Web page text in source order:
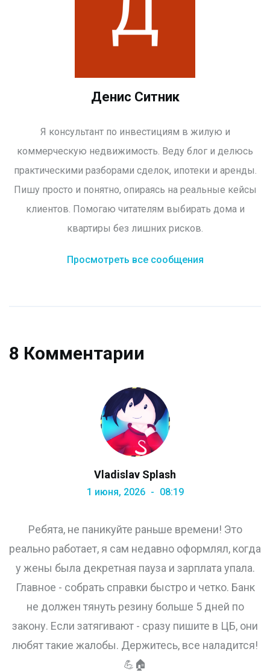
Денис Ситник
Я консультант по инвестициям в жилую и
коммерческую недвижимость. Веду блог и делюсь
практическими разборами сделок, ипотеки и аренды.
Пишу просто и понятно, опираясь на реальные кейсы
клиентов. Помогаю читателям выбирать дома и
квартиры без лишних рисков.
Просмотреть все сообщения
8 Комментарии
Vladislav Splash
1 июня, 2026 08:19
Ребята, не паникуйте раньше времени! Это
реально работает, я сам недавно оформлял, когда
у жены была декретная пауза и зарплата упала.
Главное - собрать справки быстро и четко. Банк
не должен тянуть резину больше 5 дней по
закону. Если затягивают - сразу пишите в ЦБ, они
любят такие жалобы. Держитесь, все наладится!
💪🏠